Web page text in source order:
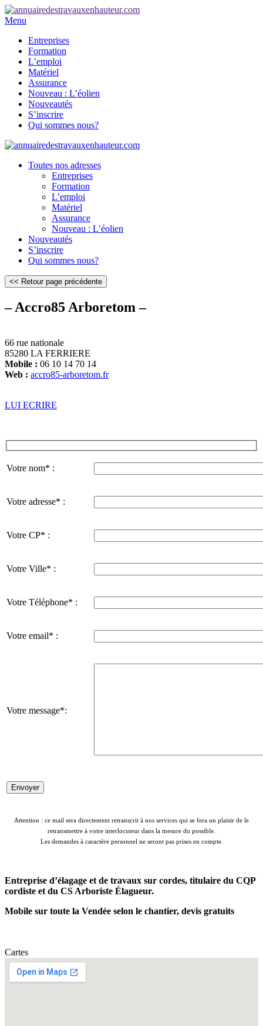
Menu
Entreprises
Formation
L’emploi
Matériel
Assurance
Nouveau : L’éolien
Nouveautés
S’inscrire
Qui sommes nous?
Toutes nos adresses
Entreprises
Formation
L’emploi
Matériel
Assurance
Nouveau : L’éolien
Nouveautés
S’inscrire
Qui sommes nous?
– Accro85 Arboretom –
66 rue nationale
85280 LA FERRIERE
Mobile : 06 10 14 70 14
Web : accro85-arboretom.fr
LUI ECRIRE
Votre nom* :
Votre adresse* :
Votre CP* :
Votre Ville* :
Votre Téléphone* :
Votre email* :
Votre message*:
Attention : ce mail sera directement retranscrit à nos services qui se fera un plaisir de le
retransmettre à votre interlocuteur dans la mesure du possible.
Les demandes à caractère personnel ne seront pas prises en compte.
Entreprise d’élagage et de travaux sur cordes, titulaire du CQP
cordiste et du CS Arboriste Élagueur.
Mobile sur toute la Vendée selon le chantier, devis gratuits
Cartes